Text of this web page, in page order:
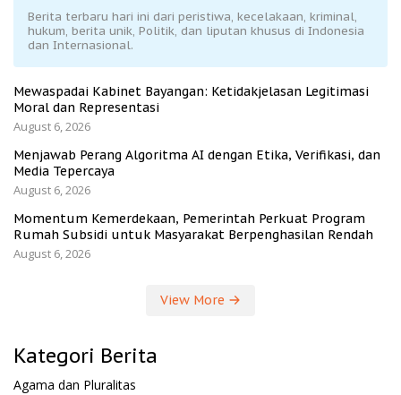
Berita terbaru hari ini dari peristiwa, kecelakaan, kriminal,
hukum, berita unik, Politik, dan liputan khusus di Indonesia
dan Internasional.
Mewaspadai Kabinet Bayangan: Ketidakjelasan Legitimasi
Moral dan Representasi
August 6, 2026
Menjawab Perang Algoritma AI dengan Etika, Verifikasi, dan
Media Tepercaya
August 6, 2026
Momentum Kemerdekaan, Pemerintah Perkuat Program
Rumah Subsidi untuk Masyarakat Berpenghasilan Rendah
August 6, 2026
View More
Kategori Berita
Agama dan Pluralitas